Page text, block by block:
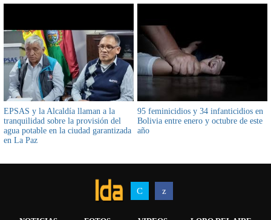
EPSAS y la Alcaldía llaman a la
tranquilidad sobre la provisión del
agua potable en la ciudad garantizada
en La Paz
95 feminicidios y 34 infanticidios en
Bolivia entre enero y octubre de este
año